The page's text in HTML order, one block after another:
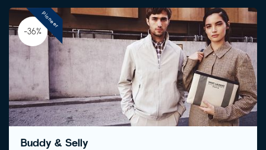
-36%
Buddy & Selly
Pioneer